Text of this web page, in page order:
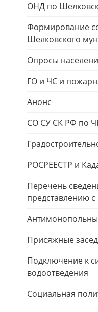
ОНД по
Формирование
Шелковского
Опросы
ГО и ЧС и
Анонс
СО СУ СК РФ по
РОСРЕЕСТР и
Перечень
представлению
Присяжные
Подключение к
водоотведения
Социальная